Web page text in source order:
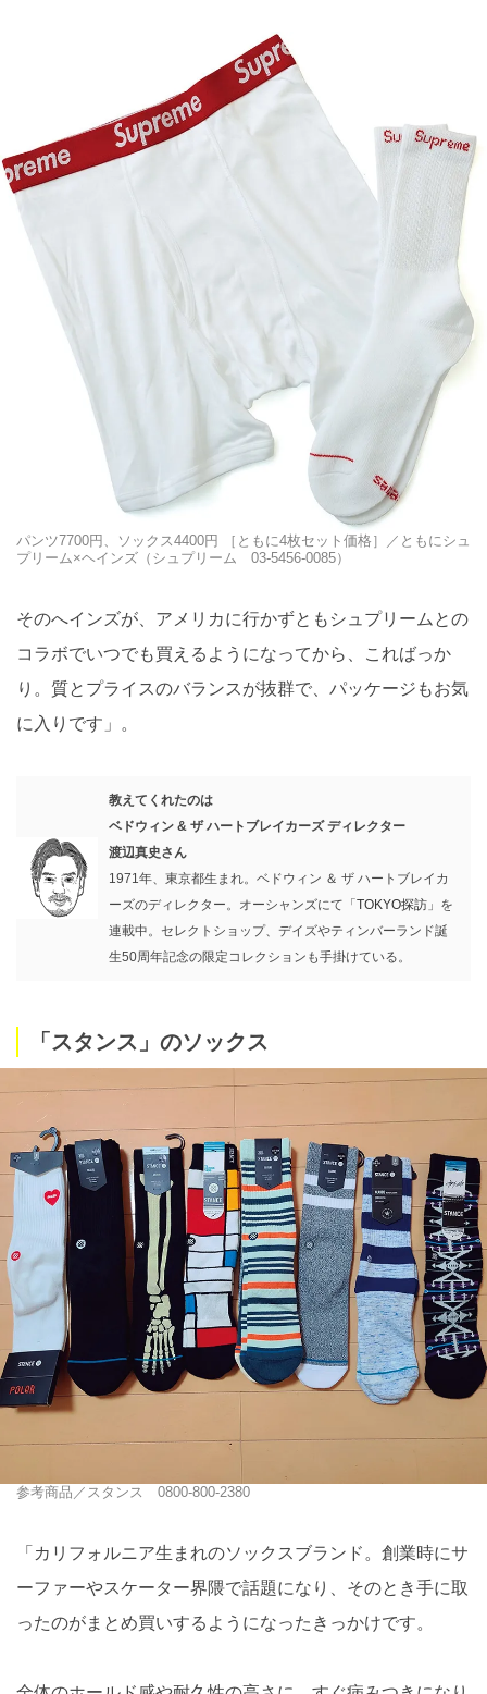
パンツ7700円、ソックス4400円 ［ともに4枚セット価格］／ともにシュ
プリーム×ヘインズ（シュプリーム 03-5456-0085）
そのへインズが、アメリカに行かずともシュプリームとの
コラボでいつでも買えるようになってから、こればっか
り。質とプライスのバランスが抜群で、パッケージもお気
に入りです」。
教えてくれたのは
ベドウィン & ザ ハートブレイカーズ ディレクター
渡辺真史さん
1971年、東京都生まれ。ベドウィン ＆ ザ ハートブレイカ
ーズのディレクター。オーシャンズにて「TOKYO探訪 」を
連載中。セレクトショップ、デイズやティンバーランド誕
生50周年記念の限定コレクションも手掛けている。
「スタンス」のソックス
参考商品／スタンス 0800-800-2380
「カリフォルニア生まれのソックスブランド。創業時にサ
ーファーやスケーター界隈で話題になり、そのとき手に取
ったのがまとめ買いするようになったきっかけです。